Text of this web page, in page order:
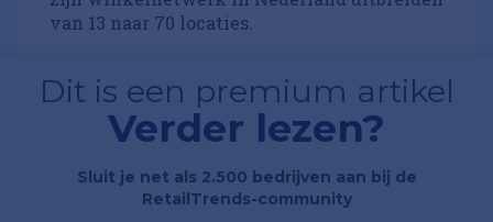
van 13 naar 70 locaties.
Dit is een premium artikel
Verder lezen?
Sluit je net als 2.500 bedrijven aan bij de
RetailTrends-community